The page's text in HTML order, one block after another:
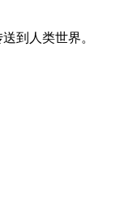
到人类世界。